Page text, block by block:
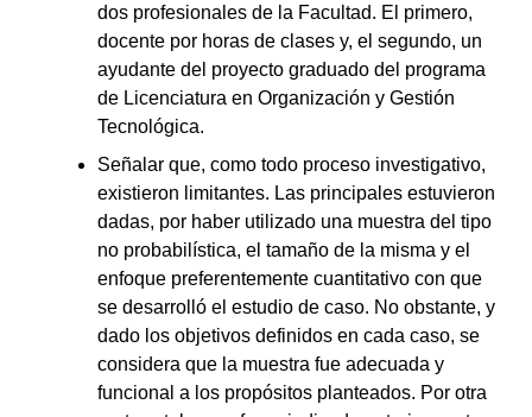
dos profesionales de la Facultad. El primero,
docente por horas de clases y, el segundo, un
ayudante del proyecto graduado del programa
de Licenciatura en Organización y Gestión
Tecnológica.
Señalar que, como todo proceso investigativo,
existieron limitantes. Las principales estuvieron
dadas, por haber utilizado una muestra del tipo
no probabilística, el tamaño de la misma y el
enfoque preferentemente cuantitativo con que
se desarrolló el estudio de caso. No obstante, y
dado los objetivos definidos en cada caso, se
considera que la muestra fue adecuada y
funcional a los propósitos planteados. Por otra